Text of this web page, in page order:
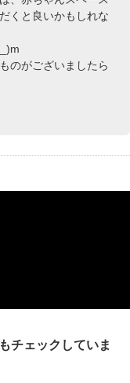
くと良いかもしれな
のがございましたら
チェックしていま